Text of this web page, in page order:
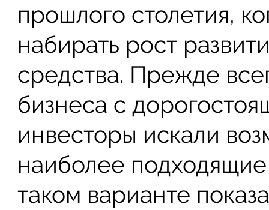
прошлого столетия,
набирать рост
средства. Прежде
бизнеса с
инвесторы искали
наиболее
таком варианте